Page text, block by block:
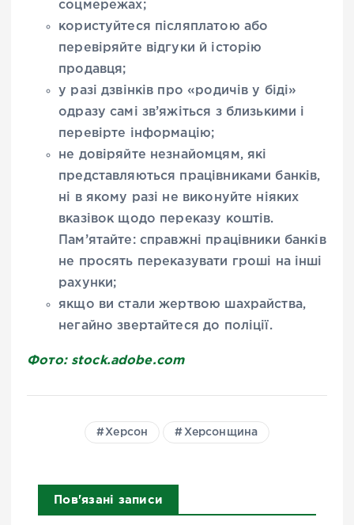
соцмережах;
користуйтеся післяплатою або
перевіряйте відгуки й історію
продавця;
у разі дзвінків про «родичів у біді»
одразу самі зв’яжіться з близькими і
перевірте інформацію;
не довіряйте незнайомцям, які
представляються працівниками банків,
ні в якому разі не виконуйте ніяких
вказівок щодо переказу коштів.
Пам’ятайте: справжні працівники банків
не просять переказувати гроші на інші
рахунки;
якщо ви стали жертвою шахрайства,
негайно звертайтеся до поліції.
Фото: stock.adobe.com
Херсон Херсонщина
Пов'язані записи